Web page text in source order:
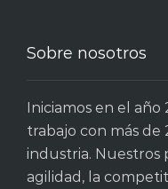
Sobre nosotros
Iniciamos en el
trabajo con más de
industria. Nuestros
agilidad, la